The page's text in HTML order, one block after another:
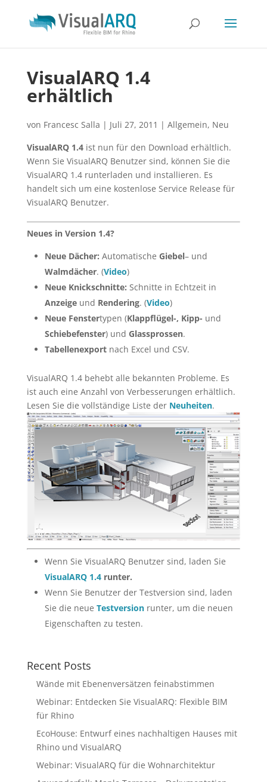
VisualARQ 1.4
erhältlich
von Francesc Salla | Juli 27, 2011 | Allgemein, Neu
VisualARQ 1.4ist nun für den Download erhältlich.
Wenn Sie VisualARQ Benutzer sind, können Sie die
VisualARQ 1.4 runterladen und installieren. Es
handelt sich um eine kostenlose Service Release für
VisualARQ Benutzer.
Neues in Version 1.4?
Neue Dächer: Automatische Giebel– und
Walmdächer. (Video)
Neue Knickschnitte: Schnitte in Echtzeit in
Anzeigeund Rendering. (Video)
Neue Fenstertypen (Klappflügel-, Kipp- und
Schiebefenster) und Glassprossen.
Tabellenexportnach Excel und CSV.
VisualARQ 1.4 behebt alle bekannten Probleme. Es
ist auch eine Anzahl von Verbesserungen erhältlich.
Lesen Sie die vollständige Liste der Neuheiten.
Wenn Sie VisualARQ Benutzer sind, laden Sie
VisualARQ 1.4runter.
Wenn Sie Benutzer der Testversion sind, laden
Sie die neue Testversionrunter, um die neuen
Eigenschaften zu testen.
Recent Posts
Wände mit Ebenenversätzen feinabstimmen
Webinar: Entdecken Sie VisualARQ: Flexible BIM
für Rhino
EcoHouse: Entwurf eines nachhaltigen Hauses mit
Rhino und VisualARQ
Webinar: VisualARQ für die Wohnarchitektur